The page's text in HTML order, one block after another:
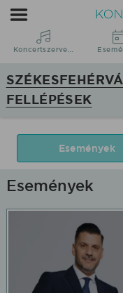
KoncertBooking
Koncertszervezés
Székesfehérvár,
koncertek,
Koncertszervezés
FELLÉPÉSEK
Események
Események